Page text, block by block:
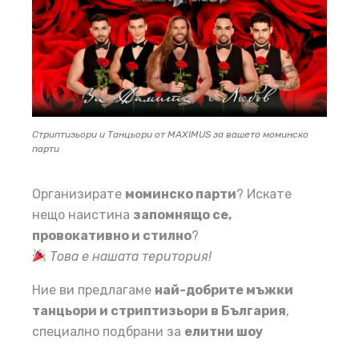
Стриптизьори и Танцьори от MAXIMUS за вашето моминско
парти
Организирате моминско парти? Искате
нещо наистина запомнящо се,
провокативно и стилно?
Това е нашата територия!
Ние ви предлагаме най-добрите мъжки
танцьори и стриптизьори в България,
специално подбрани за елитни шоу